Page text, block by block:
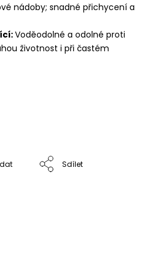
nádoby; snadné přichycení a
Voděodolné a odolné proti
životnost i při častém
Sdílet